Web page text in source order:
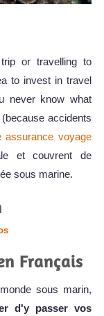
or travelling to
to invest in travel
never know what
accidents
assurance voyage
et couvrent de
sous marine.
Français
sous marin,
d'y passer vos